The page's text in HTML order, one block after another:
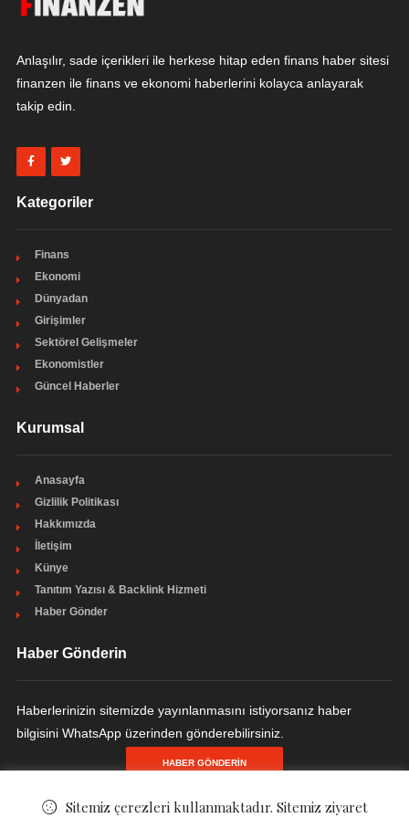
Anlaşılır, sade içerikleri ile herkese hitap eden finans haber sitesi
finanzen ile finans ve ekonomi haberlerini kolayca anlayarak
takip edin.
Kategoriler
Finans
Ekonomi
Dünyadan
Girişimler
Sektörel Gelişmeler
Ekonomistler
Güncel Haberler
Kurumsal
Anasayfa
Gizlilik Politikası
Hakkımızda
İletişim
Künye
Tanıtım Yazısı & Backlink Hizmeti
Haber Gönder
Haber Gönderin
Haberlerinizin sitemizde yayınlanmasını istiyorsanız haber
bilgisini WhatsApp üzerinden gönderebilirsiniz.
HABER GÖNDERIN
Sitemiz çerezleri kullanmaktadır. Sitemiz ziyaret